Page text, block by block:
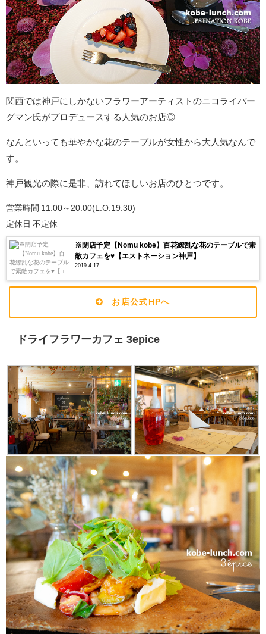
関西では神戸にしかないフラワーアーティストのニコライバー
グマン氏がプロデュースする人気のお店◎
なんといっても華やかな花のテーブルが女性から大人気なんで
す。
神戸観光の際に是非、訪れてほしいお店のひとつです。
営業時間 11:00～20:00(L.O.19:30)
定休日 不定休
※閉店予定【Nomu kobe】百花繚乱な花のテーブルで素
敵カフェを♥【エストネーション神戸】
2019.4.17
お店公式HPへ
ドライフラワーカフェ 3epice